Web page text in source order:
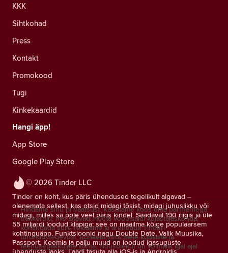
© 2026 Tinder LLC
Tinder on koht, kus päris ühendused tegelikult algavad –
olenemata sellest, kas otsid midagi tõsist, midagi juhuslikku või
midagi, milles sa pole veel päris kindel. Saadaval 190 riigis ja üle
55 miljardi loodud klapiga: see on maailma kõige populaarsem
kohtinguäpp. Funktsioonid nagu Double Date, Valik Muusika,
Passport, Keemia ja palju muud on loodud igasuguste
KKK
Sihtkohad
Press
Kontakt
Promokood
Tugi
Kinkekaardid
Hangi äpp!
App Store
Google Play Store
Hindame sinu privaatsust. Kasutame koos oma partneritega
träkkereid, mis aitavad mõõta veebisaidi külastajaskonda,
kohandada sulle reklaame ja arendada Tinderi
turundustegevusi. Rohkem infot meie küpsiste ja
teenusepakkujate kohta. Nõusolekut on võimalik igal ajal